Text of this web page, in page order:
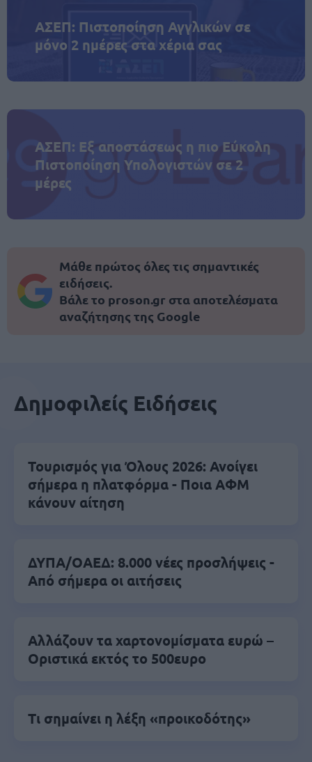
ΑΣΕΠ: Πιστοποίηση Αγγλικών σε
μόνο 2 ημέρες στα χέρια σας
ΑΣΕΠ: Εξ αποστάσεως η πιο Εύκολη
Πιστοποίηση Υπολογιστών σε 2
μέρες
Μάθε πρώτος όλες τις σημαντικές
ειδήσεις.
Βάλε το proson.gr στα αποτελέσματα
αναζήτησης της Google
Δημοφιλείς Ειδήσεις
Τουρισμός για Όλους 2026: Ανοίγει
σήμερα η πλατφόρμα - Ποια ΑΦΜ
κάνουν αίτηση
ΔΥΠΑ/ΟΑΕΔ: 8.000 νέες προσλήψεις -
Από σήμερα οι αιτήσεις
Αλλάζουν τα χαρτονομίσματα ευρώ –
Οριστικά εκτός το 500ευρο
Τι σημαίνει η λέξη «προικοδότης»